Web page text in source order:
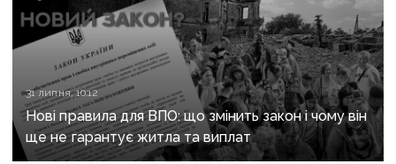
31 липня, 10:12
Нові правила для ВПО: що змінить закон і чому він
ще не гарантує житла та виплат